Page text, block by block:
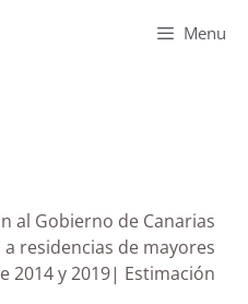
Menu
al Gobierno de Canarias
residencias de mayores
2014 y 2019| Estimación